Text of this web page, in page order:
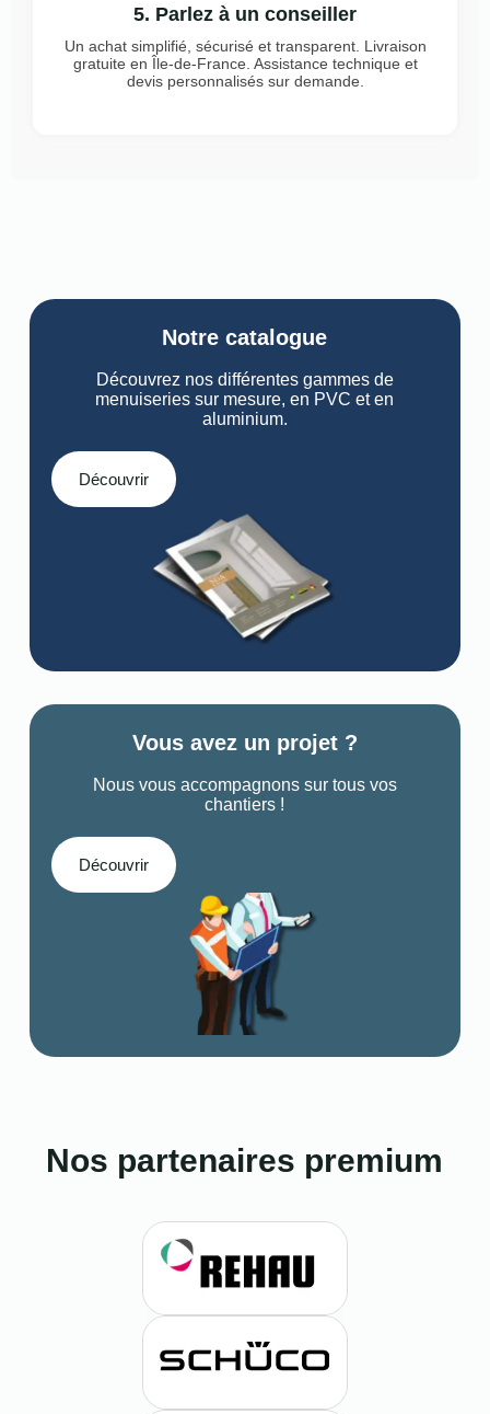
5. Parlez à un conseiller
Un achat simplifié, sécurisé et transparent. Livraison
gratuite en Île-de-France. Assistance technique et
devis personnalisés sur demande.
Notre catalogue
Découvrez nos différentes gammes de
menuiseries sur mesure, en PVC et en
aluminium.
Découvrir
Vous avez un projet ?
Nous vous accompagnons sur tous vos
chantiers !
Découvrir
Nos partenaires premium